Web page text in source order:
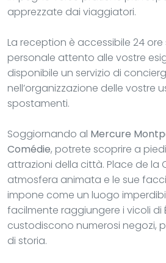
apprezzate dai viaggiatori.
La reception è accessibile 24 ore
personale attento alle vostre
disponibile un servizio di
nell’organizzazione delle vostre
spostamenti.
Soggiornando al Mercure
Comédie, potrete scoprire a
attrazioni della città. Place de la
atmosfera animata e le sue
impone come un luogo
facilmente raggiungere i vicoli di
custodiscono numerosi negozi,
di storia.